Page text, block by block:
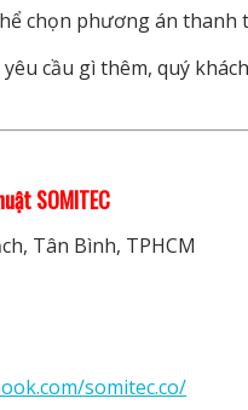
chọn phương án
cầu gì thêm, quý
SOMITEC
Tân Bình, TPHCM
somitec.co/